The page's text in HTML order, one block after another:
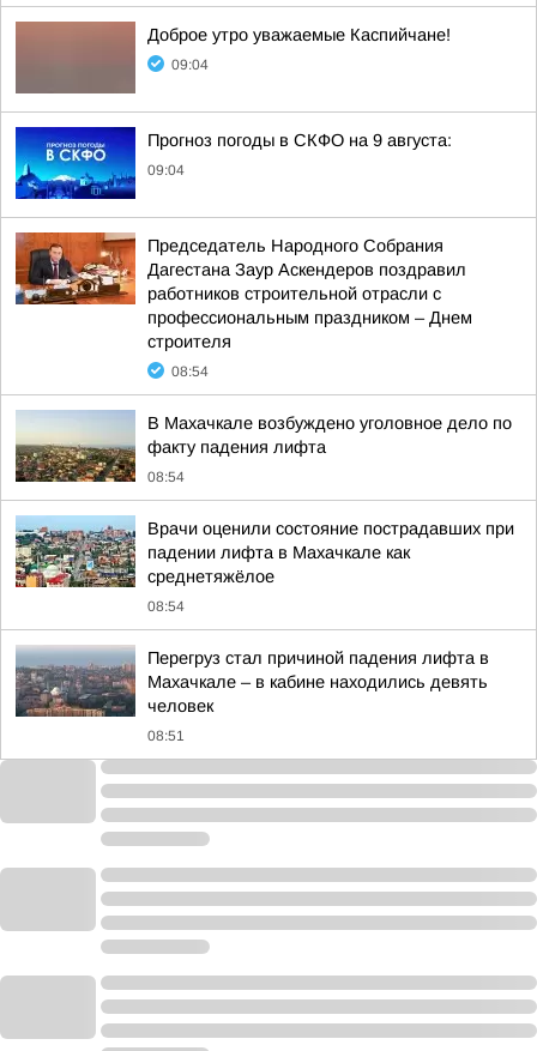
Доброе утро уважаемые Каспийчане!
09:04
Прогноз погоды в СКФО на 9 августа:
09:04
Председатель Народного Собрания
Дагестана Заур Аскендеров поздравил
работников строительной отрасли с
профессиональным праздником – Днем
строителя
08:54
В Махачкале возбуждено уголовное дело по
факту падения лифта
08:54
Врачи оценили состояние пострадавших при
падении лифта в Махачкале как
среднетяжёлое
08:54
Перегруз стал причиной падения лифта в
Махачкале – в кабине находились девять
человек
08:51